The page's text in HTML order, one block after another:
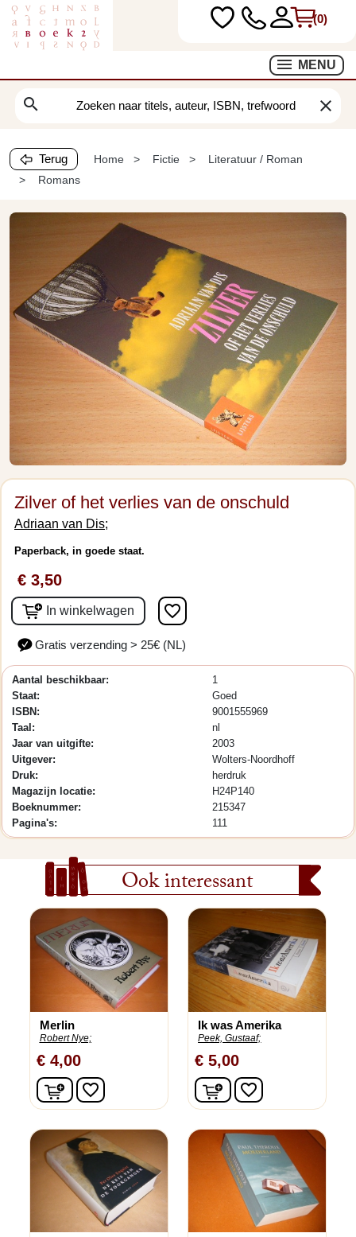
(0)
MENU
search clear
Terug Home Fictie
Literatuur / Roman
Romans
Zilver of het verlies van de onschuld
Adriaan van Dis;
Paperback, in goede staat.
€ 3,50
In winkelwagen favorite_border
Gratis verzending > 25€ (NL)
Aantal beschikbaar:
1
Staat:
Goed
ISBN:
9001555969
Taal:
nl
Jaar van uitgifte:
2003
Uitgever:
Wolters-Noordhoff
Druk:
herdruk
Magazijn locatie:
H24P140
Boeknummer:
215347
Pagina's:
111
Ook interessant
Merlin
Robert Nye;
€ 4,00
In winkelwagen
favorite_border
Ik was Amerika
Peek, Gustaaf;
€ 5,00
In winkelwagen
favorite_border